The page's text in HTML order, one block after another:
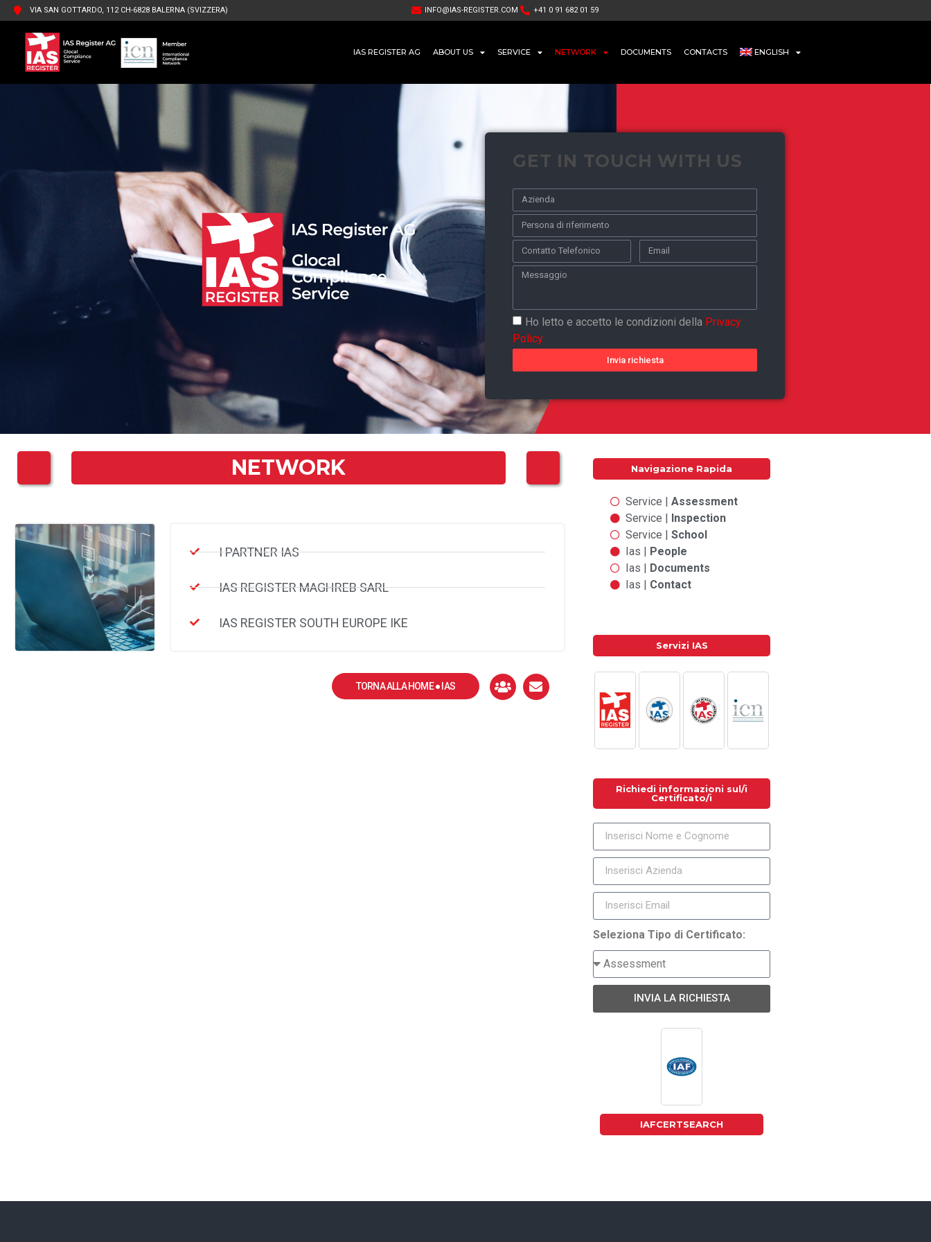
VIA SAN GOTTARDO, 112 CH-6828 BALERNA (SVIZZERA) INFO@IAS-REGISTER.COM +41 0 91 682 01 59
IAS REGISTER AG ABOUT US SERVICE NETWORK DOCUMENTS CONTACTS ENGLISH
GET IN TOUCH WITH US
Ho letto e accetto le condizioni della Privacy
Policy
Invia richiesta
NETWORK
I PARTNER IAS
IAS REGISTER MAGHREB SARL
IAS REGISTER SOUTH EUROPE IKE
TORNA ALLA HOME ● IAS
Navigazione Rapida
Service |Assessment
Service | Inspection
Service |School
Ias | People
Ias | Documents
Ias | Contact
Servizi IAS
Richiedi informazioni sul/i
Certificato/i
Seleziona Tipo di Certificato:
INVIA LA RICHIESTA
IAFCERTSEARCH